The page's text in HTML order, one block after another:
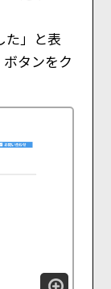
た」と表
タンをク